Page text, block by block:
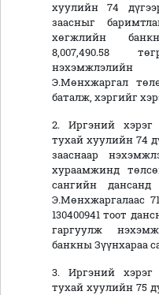
хуулийн 74
заасныг
хөгжлийн
8,007,490.58
нэхэмжлэлийн
Э.Мөнхжаргал
баталж, хэргийг
2. Иргэний
тухай хуулийн 74
зааснаар
хураамжинд
сангийн дансанд
Э.Мөнхжаргалаас
130400941 тоот
гаргуулж
банкны Зүүнхараа
3. Иргэний
тухай хуулийн 75